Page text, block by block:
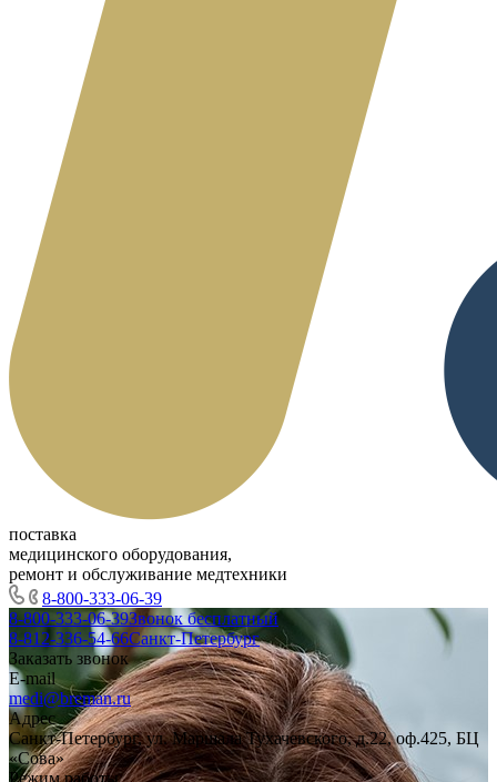
поставка
медицинского оборудования,
ремонт и обслуживание медтехники
8-800-333-06-39
8-800-333-06-39Звонок бесплатный
8-812-336-54-66Санкт-Петербург
Заказать звонок
E-mail
medi@breman.ru
Адрес
Санкт-Петербург, ул. Маршала Тухачевского, д.22, оф.425, БЦ
«Сова»
Режим работы